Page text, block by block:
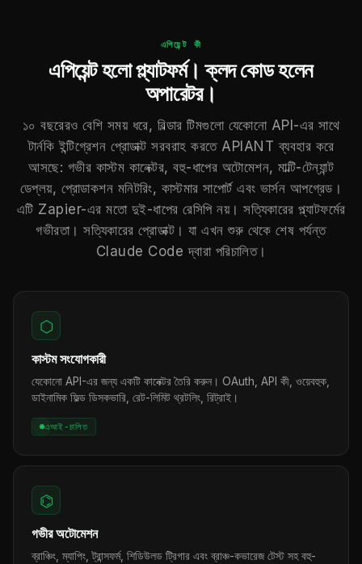
এপিয়েন্ট কী
এপিয়েন্ট হলো প্ল্যাটফর্ম। ক্লদ কোড হলেন
অপারেটর।
১০ বছরেরও বেশি সময় ধরে, বিল্ডার টিমগুলো যেকোনো API-এর সাথে
টার্নকি ইন্টিগ্রেশন প্রোডাক্ট সরবরাহ করতে APIANT ব্যবহার করে
আসছে: গভীর কাস্টম কানেক্টর, বহু-ধাপের অটোমেশন, মাল্টি-টেন্যান্ট
ডেপ্লয়, প্রোডাকশন মনিটরিং, কাস্টমার সাপোর্ট এবং ভার্সন আপগ্রেড।
এটি Zapier-এর মতো দুই-ধাপের রেসিপি নয়। সত্যিকারের প্ল্যাটফর্মের
গভীরতা। সত্যিকারের প্রোডাক্ট। যা এখন শুরু থেকে শেষ পর্যন্ত
Claude Code দ্বারা পরিচালিত।
⬡
কাস্টম সংযোগকারী
যেকোনো API-এর জন্য একটি কানেক্টর তৈরি করুন। OAuth, API কী, ওয়েবহুক,
ডাইনামিক ফিল্ড ডিসকভারি, রেট-লিমিট থ্রটলিং, রিট্রাই।
এআই-চালিত
⌬
গভীর অটোমেশন
ব্রাঞ্চিং, ম্যাপিং, ট্রান্সফর্ম, শিডিউলড ট্রিগার এবং ব্রাঞ্চ-কভারেজ টেস্ট সহ বহু-